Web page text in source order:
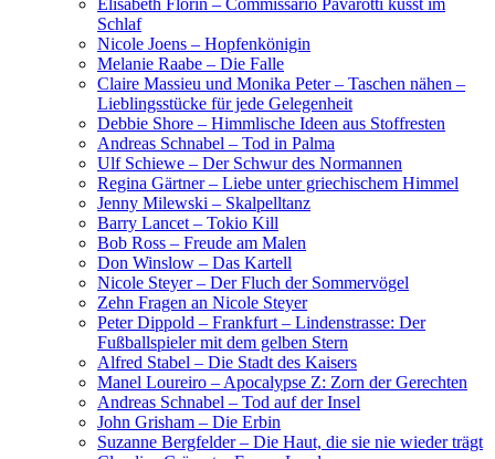
Elisabeth Florin – Commissario Pavarotti küsst im
Schlaf
Nicole Joens – Hopfenkönigin
Melanie Raabe – Die Falle
Claire Massieu und Monika Peter – Taschen nähen –
Lieblingsstücke für jede Gelegenheit
Debbie Shore – Himmlische Ideen aus Stoffresten
Andreas Schnabel – Tod in Palma
Ulf Schiewe – Der Schwur des Normannen
Regina Gärtner – Liebe unter griechischem Himmel
Jenny Milewski – Skalpelltanz
Barry Lancet – Tokio Kill
Bob Ross – Freude am Malen
Don Winslow – Das Kartell
Nicole Steyer – Der Fluch der Sommervögel
Zehn Fragen an Nicole Steyer
Peter Dippold – Frankfurt – Lindenstrasse: Der
Fußballspieler mit dem gelben Stern
Alfred Stabel – Die Stadt des Kaisers
Manel Loureiro – Apocalypse Z: Zorn der Gerechten
Andreas Schnabel – Tod auf der Insel
John Grisham – Die Erbin
Suzanne Bergfelder – Die Haut, die sie nie wieder trägt